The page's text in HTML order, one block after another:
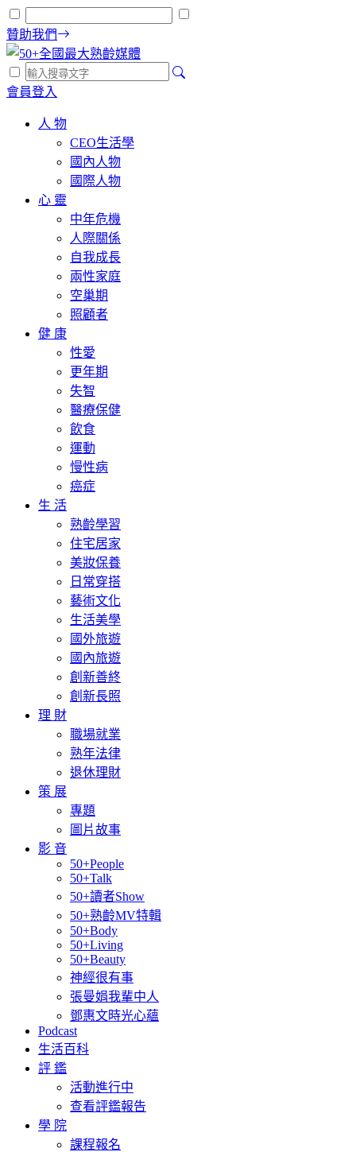
贊助我們
會員登入
人 物
CEO生活學
國內人物
國際人物
心 靈
中年危機
人際關係
自我成長
兩性家庭
空巢期
照顧者
健 康
性愛
更年期
失智
醫療保健
飲食
運動
慢性病
癌症
生 活
熟齡學習
住宅居家
美妝保養
日常穿搭
藝術文化
生活美學
國外旅遊
國內旅遊
創新善終
創新長照
理 財
職場就業
熟年法律
退休理財
策 展
專題
圖片故事
影 音
50+People
50+Talk
50+讀者Show
50+熟齡MV特輯
50+Body
50+Living
50+Beauty
神經很有事
張曼娟我輩中人
鄧惠文時光心蘊
Podcast
生活百科
評 鑑
活動進行中
查看評鑑報告
學 院
課程報名